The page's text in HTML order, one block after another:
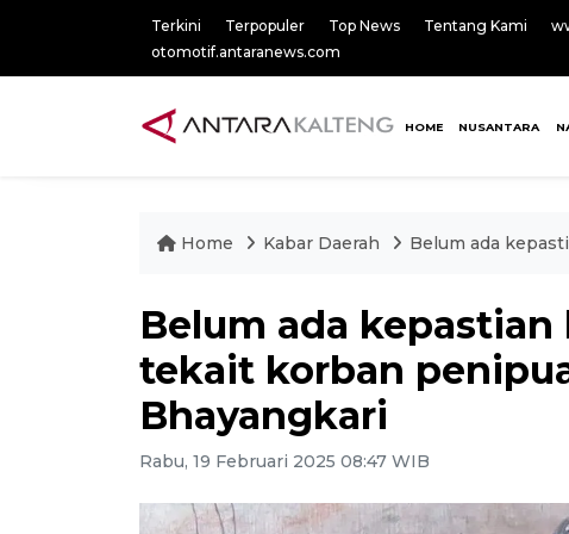
Terkini Terpopuler Top News Tentang Kami
otomotif.antaranews.com
HOME NUSANTARA
Home Kabar Daerah Belum ada
Belum ada
tekait korban
Bhayangkari
Rabu, 19 Februari 2025 08:47 WIB